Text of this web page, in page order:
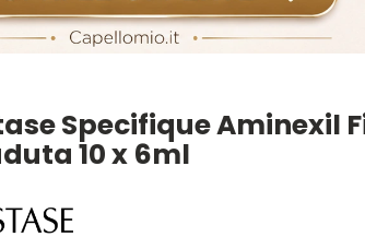
Specifique Aminexil
10 x 6ml